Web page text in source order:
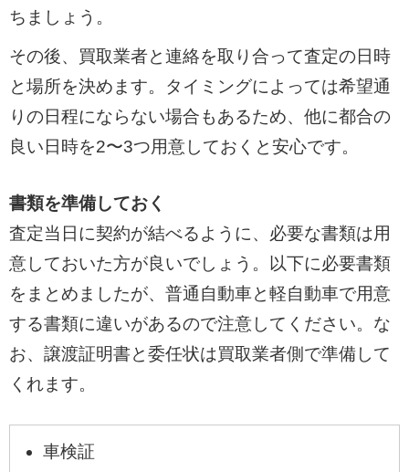
ちましょう。
その後、買取業者と連絡を取り合って査定の日時
と場所を決めます。タイミングによっては希望通
りの日程にならない場合もあるため、他に都合の
良い日時を2〜3つ用意しておくと安心です。
書類を準備しておく
査定当日に契約が結べるように、必要な書類は用
意しておいた方が良いでしょう。以下に必要書類
をまとめましたが、普通自動車と軽自動車で用意
する書類に違いがあるので注意してください。な
お、譲渡証明書と委任状は買取業者側で準備して
くれます。
車検証